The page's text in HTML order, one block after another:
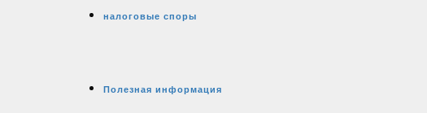
налоговые споры
Полезная информация